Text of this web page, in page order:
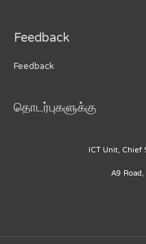
Feedback
Feedback
தொடர்புகளுக்கு
ICT Unit, Chief
A9 Road,